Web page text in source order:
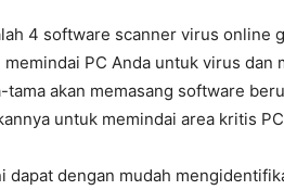
4 software scanner virus online
memindai PC Anda untuk virus
tama akan memasang software
untuk memindai area kritis
dapat dengan mudah